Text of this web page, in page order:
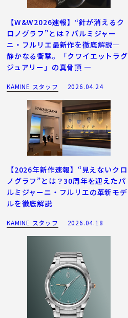
【W&W2026速報】“針が消えるク
ロノグラフ”とは？パルミジャー
ニ・フルリエ最新作を徹底解説―
静かなる衝撃。「クワイエットラグ
ジュアリー」の真骨頂 ―
KAMINE スタッフ 2026.04.24
【2026年新作速報】“見えないクロ
ノグラフ”とは？30周年を迎えたパ
ルミジャーニ・フルリエの革新モデ
ルを徹底解説
KAMINE スタッフ 2026.04.18